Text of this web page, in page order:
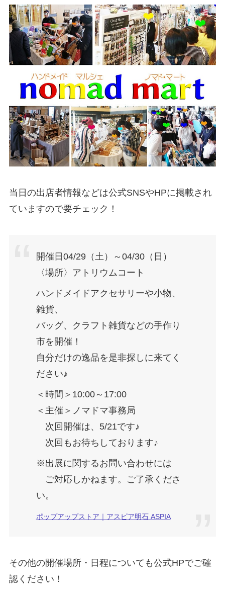
当日の出店者情報などは公式SNSやHPに掲載され
ていますので要チェック！
開催日04/29（土）～04/30（日）
〈場所〉アトリウムコート
ハンドメイドアクセサリーや小物、
雑貨、
バッグ、クラフト雑貨などの手作り
市を開催！
自分だけの逸品を是非探しに来てく
ださい♪
＜時間＞10:00～17:00
＜主催＞ノマドマ事務局
次回開催は、5/21です♪
次回もお待ちしております♪
※出展に関するお問い合わせには
ご対応しかねます。ご了承くださ
い。
ポップアップストア｜アスピア明石 ASPIA
その他の開催場所・日程についても公式HPでご確
認ください！